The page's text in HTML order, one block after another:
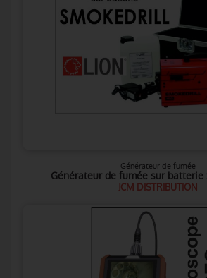
Générateur de fumée
Générateur de fumée sur batterie
JCM DISTRIBUTION